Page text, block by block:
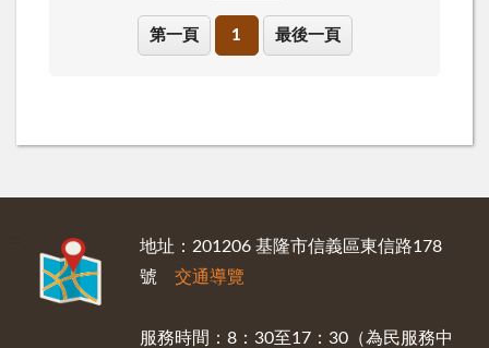
第一頁 1 最後一頁
地址：201206 基隆市信義區東信路178
號 交通導覽
服務時間：8：30至17：30（為民服務中